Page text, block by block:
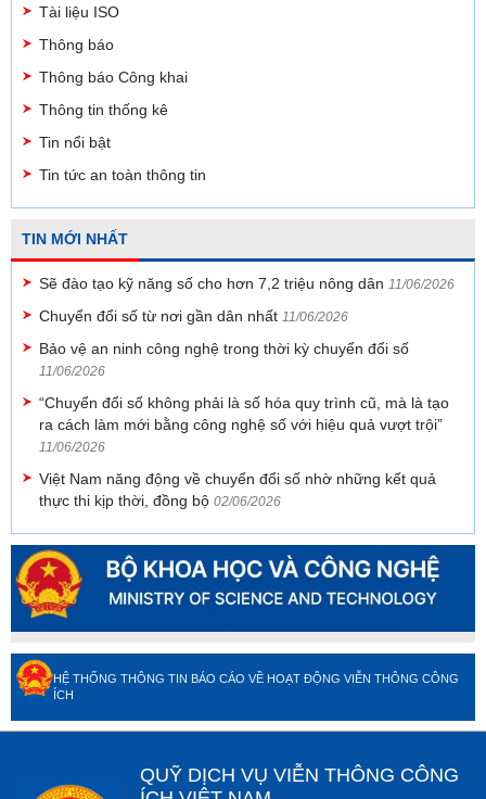
Tài liệu ISO
Thông báo
Thông báo Công khai
Thông tin thống kê
Tin nổi bật
Tin tức an toàn thông tin
TIN MỚI NHẤT
Sẽ đào tạo kỹ năng số cho hơn 7,2 triệu nông dân 11/06/2026
Chuyển đổi số từ nơi gần dân nhất 11/06/2026
Bảo vệ an ninh công nghệ trong thời kỳ chuyển đổi số
11/06/2026
“Chuyển đổi số không phải là số hóa quy trình cũ, mà là tạo
ra cách làm mới bằng công nghệ số với hiệu quả vượt trội”
11/06/2026
Việt Nam năng động về chuyển đổi số nhờ những kết quả
thực thi kịp thời, đồng bộ 02/06/2026
HỆ THỐNG THÔNG TIN BÁO CÁO VỀ HOẠT ĐỘNG VIỄN THÔNG CÔNG
ÍCH
QUỸ DỊCH VỤ VIỄN THÔNG CÔNG